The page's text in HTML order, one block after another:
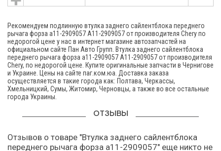
Рекомендуем подлинную втулка заднего сайлентблока переднего
рычага форза а11-2909057 A11-2909057 от производителя Chery по
недорогой цене у нас в интернет магазине автозапчастей на
официальном сайте Пан Авто Групп. Втулка заднего сайлентблока
переднего рычага форза а11-2909057 A11-2909057 от производителя
Chery, по недорогой цене. Купите оригинальные запчасти в Чернигове
и Украине. Цены на сайте паг.ком.юа. Доставка заказа
осуществляется в такие города как: Полтава, Черкассы,
Хмельницкий, Сумы, Житомир, Черновцы, а также во все остальные
города Украины.
ОТЗЫВЫ
Отзывов о товаре "Втулка заднего сайлентблока
переднего рычага форза а11-2909057" еще никто не